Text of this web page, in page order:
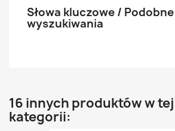
Słowa kluczowe / Podobne
wyszukiwania
16 innych produktów w
kategorii: